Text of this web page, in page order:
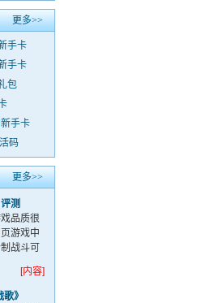
更多>>
手卡
手卡
包
手卡
码
更多>>
测
品质很
游戏中
战斗可
[内容]
》